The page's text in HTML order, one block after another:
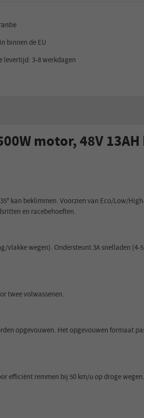
binnen de EU
levertijd: 3-8 werkdagen
motor, 48V
kan beklimmen. Voorzien van Eco/Low/
en racebehoeften.
wegen). Ondersteunt 3A snelladen
twee volwassenen.
opgevouwen. Het opgevouwen formaat
efficiënt remmen bij 50 km/u op droge